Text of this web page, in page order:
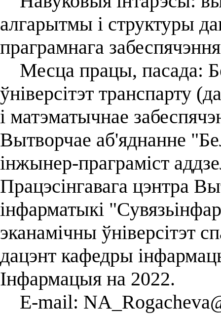
алгарытмы і структуры
праграмнага
Месца працы, пасада:
ўніверсітэт транспарту
і матэматычнае
Вытворчае аб'яднанне
інжынер-праграміст
Працэсінгавага цэнтра
інфарматыкі
эканамічны ўніверсітэт
дацэнт кафедры
Інфармацыя на 2022.
E-mail: